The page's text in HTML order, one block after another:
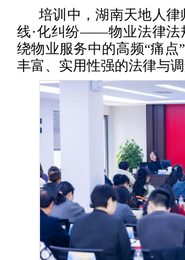
培训中，湖南天地人
线·化纠纷——物业法律法
绕物业服务中的高频“痛
丰富、实用性强的法律与调